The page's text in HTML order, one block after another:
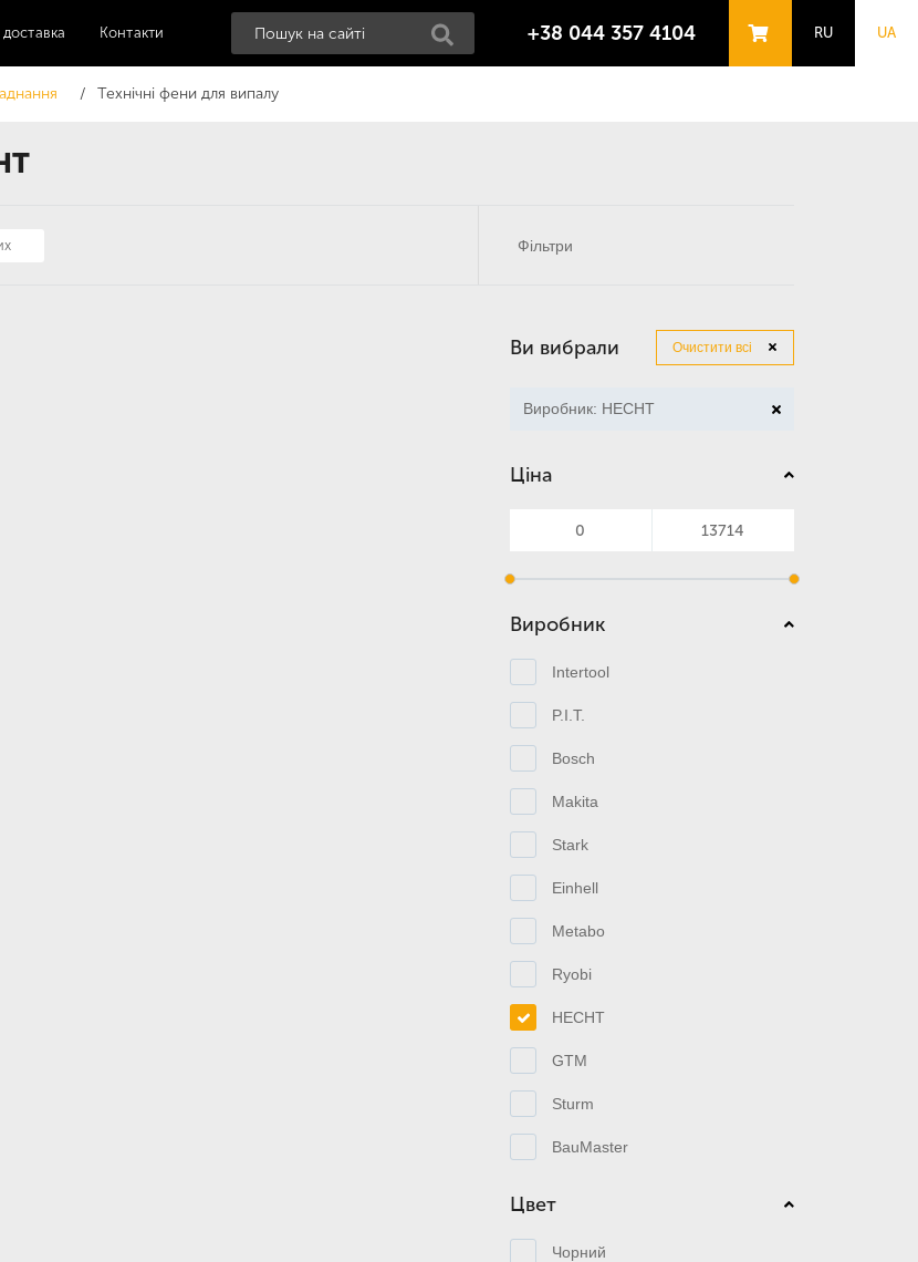
Контакти +38 044 357 4104 RU UA
Технічні фени для випалу
Ви вибрали Очистити всі
Виробник: HECHT
Ціна
Виробник
Intertool
P.I.T.
Bosch
Makita
Stark
Einhell
Metabo
Ryobi
HECHT
GTM
Sturm
BauMaster
Цвет
Чорний
Фільтри